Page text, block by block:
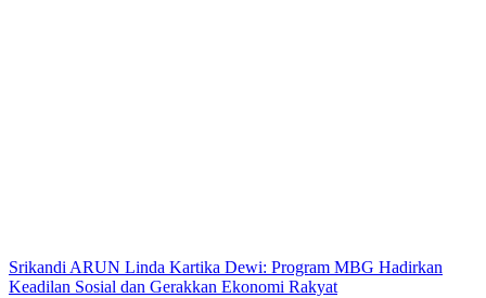
Srikandi ARUN Linda Kartika Dewi: Program MBG Hadirkan
Keadilan Sosial dan Gerakkan Ekonomi Rakyat